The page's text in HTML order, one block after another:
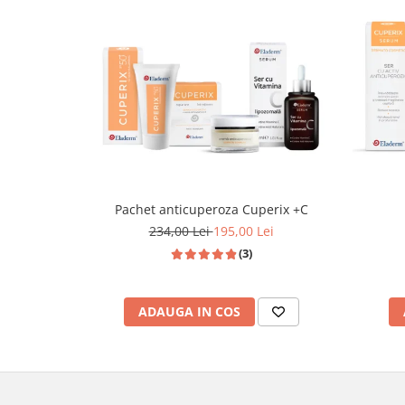
Pachet anticuperoza Cuperix +C
234,00 Lei195,00 Lei
(3)
ADAUGA IN COS